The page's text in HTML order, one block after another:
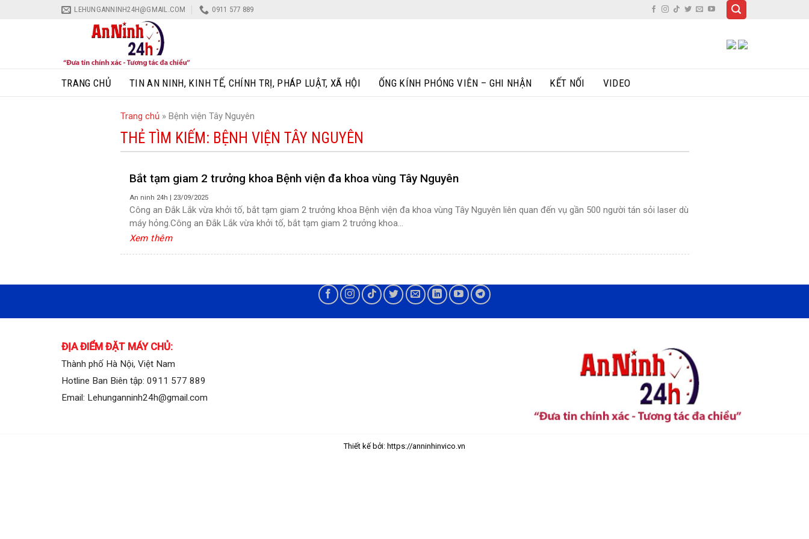
LEHUNGANNINH24H@GMAIL.COM 0911 577 889
TRANG CHỦ TIN AN NINH, KINH TẾ, CHÍNH TRỊ, PHÁP LUẬT, XÃ HỘI ỐNG KÍNH PHÓNG VIÊN – GHI NHẬN KẾT NỐI VIDEO
Trang chủ» Bệnh viện Tây Nguyên
THẺ TÌM KIẾM: BỆNH VIỆN TÂY NGUYÊN
Bắt tạm giam 2 trưởng khoa Bệnh viện đa khoa vùng Tây Nguyên
An ninh 24h | 23/09/2025
Công an Đắk Lắk vừa khởi tố, bắt tạm giam 2 trưởng khoa Bệnh viện đa khoa vùng Tây Nguyên liên quan đến vụ gần 500 người tán sỏi laser dù
máy hỏng.Công an Đắk Lắk vừa khởi tố, bắt tạm giam 2 trưởng khoa...
Xem thêm
ĐỊA ĐIỂM ĐẶT MÁY CHỦ:
Thành phố Hà Nội, Việt Nam
Hotline Ban Biên tập: 0911 577 889
Email: Lehunganninh24h@gmail.com
Thiết kế bởi: https://anninhinvico.vn